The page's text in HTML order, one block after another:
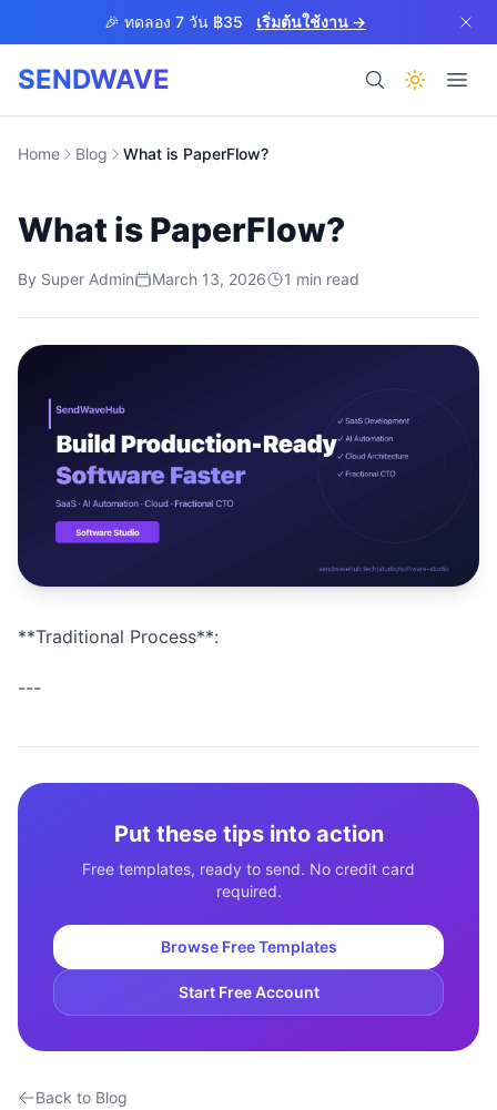
Skip to main content🎉 ทดลอง 7 วัน ฿35 เริ่มต้นใช้งาน →
SENDWAVE
ผลิตภัณฑ์
ช่วยเหลือ
Studio NEW
เริ่มทดลอง 7 วัน ฿35
Home Blog What is PaperFlow?
What is PaperFlow?
By Super Admin March 13, 2026 1 min read
**Traditional Process**:
---
Put these tips into action
Free templates, ready to send. No credit card
required.
Browse Free Templates
Start Free Account
Back to Blog